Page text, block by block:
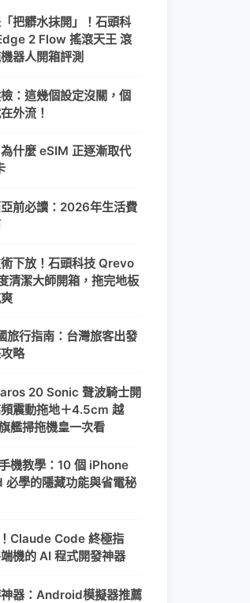
把髒水抹開」！石頭科
2 Flow 搖滾天王 滾
器人開箱評測
：這幾個設定沒關，個
外流！
什麼 eSIM 正逐漸取代
前必讀：2026年生活費
下放！石頭科技 Qrevo
清潔大師開箱，拖完地板
旅行指南：台灣旅客出發
略
20 Sonic 聲波騎士開
震動拖地＋4.5cm 越
艦掃拖機皇一次看
機教學：10 個 iPhone
學的隱藏功能與省電秘
Claude Code 終極指
機的 AI 程式開發神器
器：Android模擬器推薦